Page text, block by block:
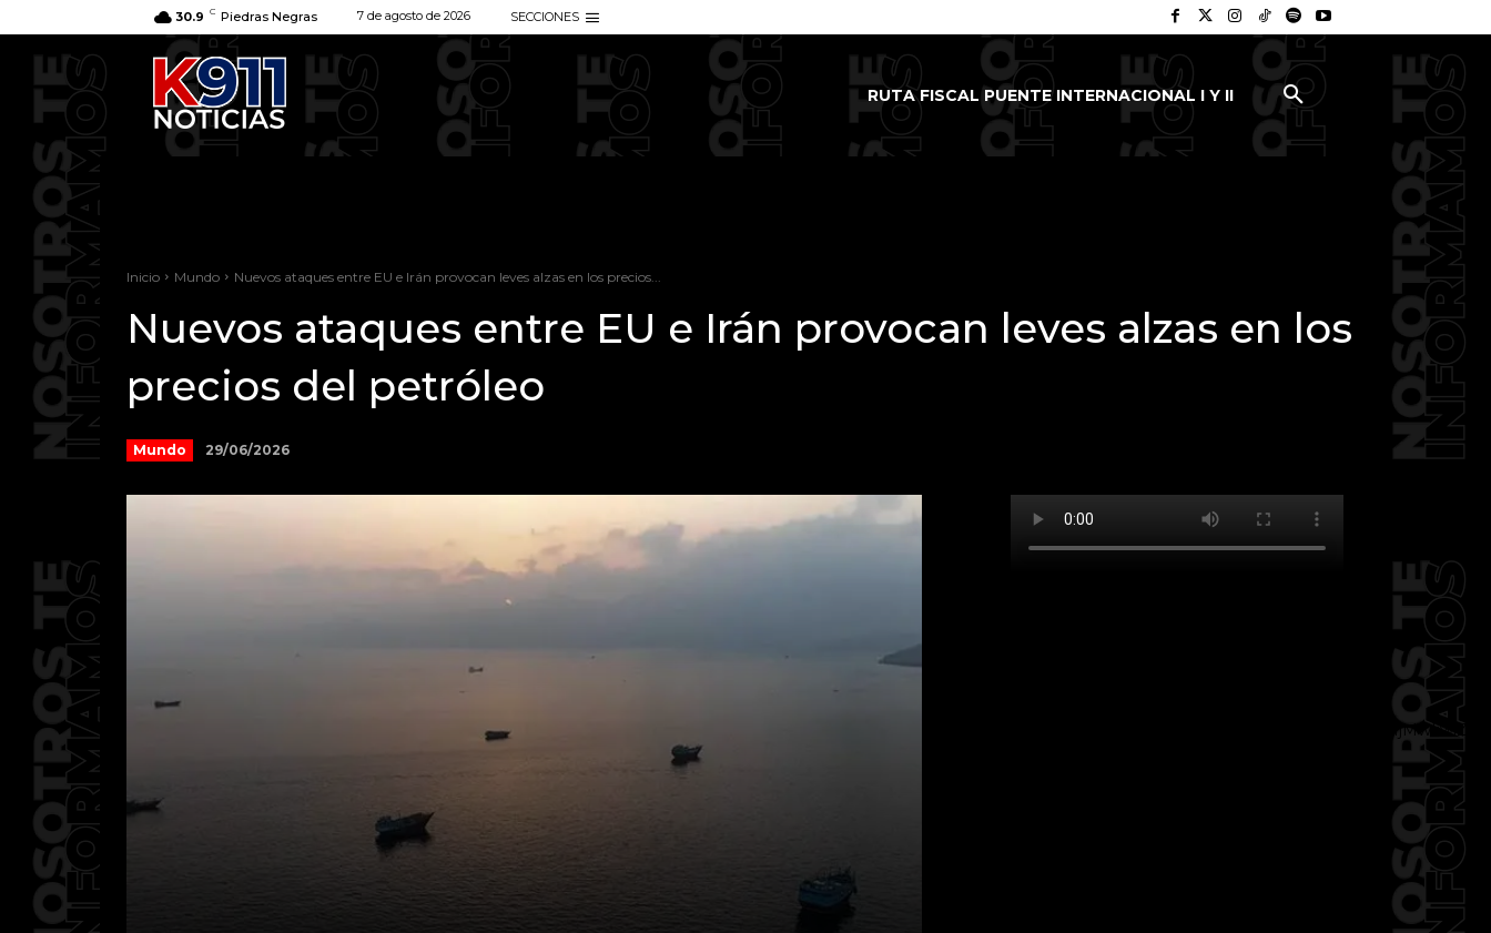
30.9 C Piedras Negras 7 de agosto de 2026 SECCIONES
RUTA FISCAL PUENTE INTERNACIONAL I Y II
Inicio Mundo Nuevos ataques entre EU e Irán provocan leves alzas en los precios...
Nuevos ataques entre EU e Irán provocan leves alzas en los
precios del petróleo
Mundo 29/06/2026